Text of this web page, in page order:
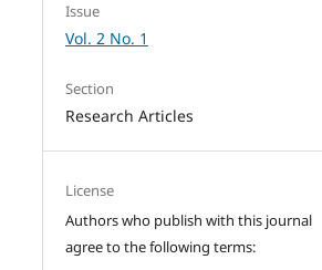
Issue
Vol. 2 No. 1
Section
Research Articles
License
Authors who publish with this journal
agree to the following terms: